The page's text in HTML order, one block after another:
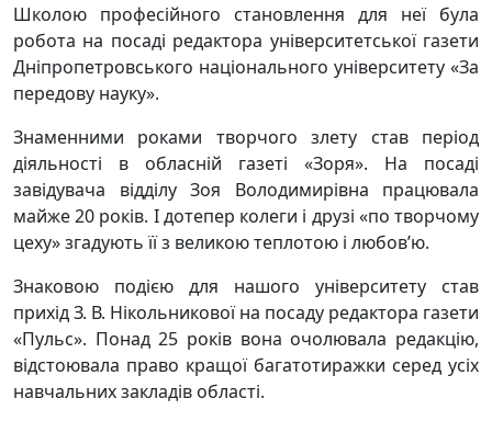
Школою професійного становлення для неї була
робота на посаді редактора університетської газети
Дніпропетровського національного університету «За
передову науку».
Знаменними роками творчого злету став період
діяльності в обласній газеті «Зоря». На посаді
завідувача відділу Зоя Володимирівна працювала
майже 20 років. І дотепер колеги і друзі «по творчому
цеху» згадують її з великою теплотою і любов’ю.
Знаковою подією для нашого університету став
прихід З. В. Нікольникової на посаду редактора газети
«Пульс». Понад 25 років вона очолювала редакцію,
відстоювала право кращої багатотиражки серед усіх
навчальних закладів області.